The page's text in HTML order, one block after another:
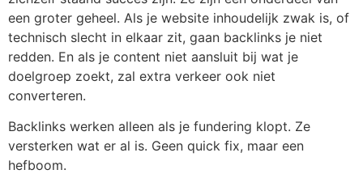
een groter geheel. Als je website inhoudelijk zwak is, of
technisch slecht in elkaar zit, gaan backlinks je niet
redden. En als je content niet aansluit bij wat je
doelgroep zoekt, zal extra verkeer ook niet
converteren.
Backlinks werken alleen als je fundering klopt. Ze
versterken wat er al is. Geen quick fix, maar een
hefboom.